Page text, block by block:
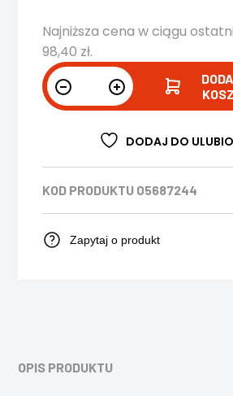
Najniższa cena w ciągu
98,40 zł.
DODAJ DO
KOD PRODUKTU 05687244
Zapytaj o produkt
OPIS PRODUKTU